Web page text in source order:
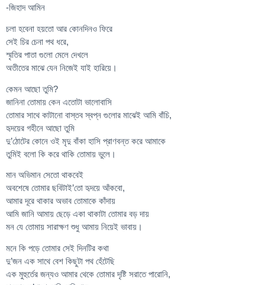
-জিহাদ আমিন
চলা হবেনা হয়তো আর কোনদিনও ফিরে
সেই চির চেনা পথ ধরে,
স্মৃতির পাতা গুলো মেলে দেখলে
অতীতের মাঝে যেন নিজেই যাই হারিয়ে।
কেমন আছো তুমি?
জানিনা তোমায় কেন এতোটা ভালোবাসি
তোমার সাথে কাটানো বাস্তব স্বপ্ন গুলোর মাঝেই আমি বাঁচি,
হৃদয়ের গহীনে আছো তুমি
দু’ঠোটের কোনে ওই মৃদু বাঁকা হাসি প্রাণবন্ত করে আমাকে
তুমিই বলো কি করে থাকি তোমায় ভুলে।
মান অভিমান সেতো থাকবেই
অবশেষে তোমার ছবিটাই’তো হৃদয়ে আঁকবো,
আমার দূরে থাকার অভাব তোমাকে কাঁদায়
আমি জানি আমায় ছেড়ে একা থাকাটা তোমার বড় দায়
মন যে তোমায় সারাক্ষণ শুধু আমায় নিয়েই ভাবায়।
মনে কি পড়ে তোমার সেই দিনটির কথা
দু’জন এক সাথে বেশ কিছুটা পথ হেঁটেছি
এক মুহুর্তের জন্যও আমার থেকে তোমার দৃষ্টি সরাতে পারোনি,